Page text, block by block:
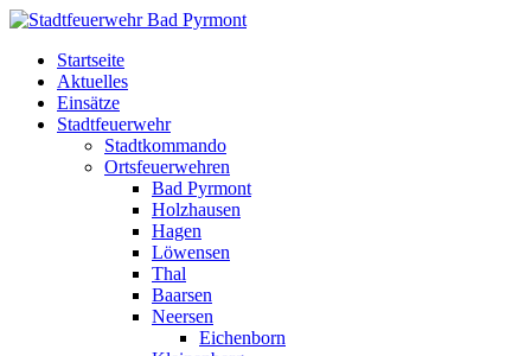
Startseite
Aktuelles
Einsätze
Stadtfeuerwehr
Stadtkommando
Ortsfeuerwehren
Bad Pyrmont
Holzhausen
Hagen
Löwensen
Thal
Baarsen
Neersen
Eichenborn